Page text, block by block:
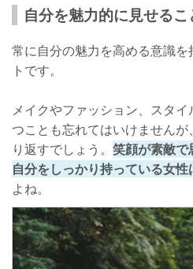
自分を魅力的に見せるこ
常に自分の魅力を高める意識
トです。
メイクやファッション、スタ
つことも忘れてはいけません
り返すでしょう。 笑顔が素敵で
自分をしっかり持っている女
よね。